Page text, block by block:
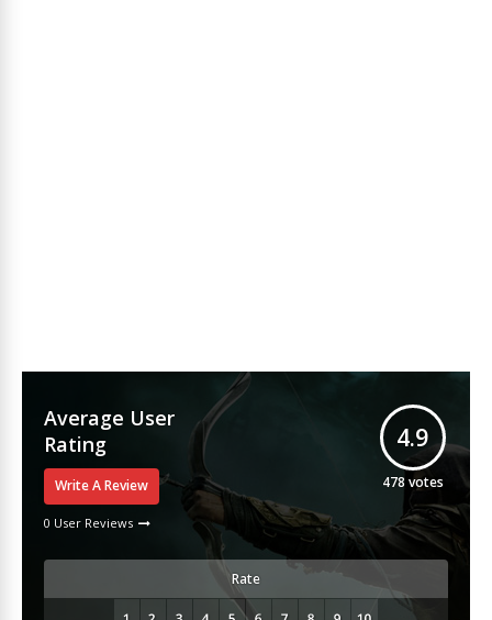
Average User
Rating
Write A Review
0 User Reviews
4.9
478 votes
Rate